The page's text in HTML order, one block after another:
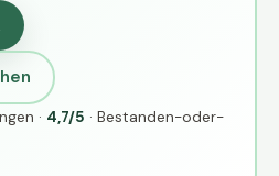
· 4,7/5 · Bestanden-oder-